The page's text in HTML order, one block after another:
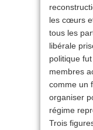
les cœurs
tous les
libérale
politique
membres
comme un
organiser
régime
Trois